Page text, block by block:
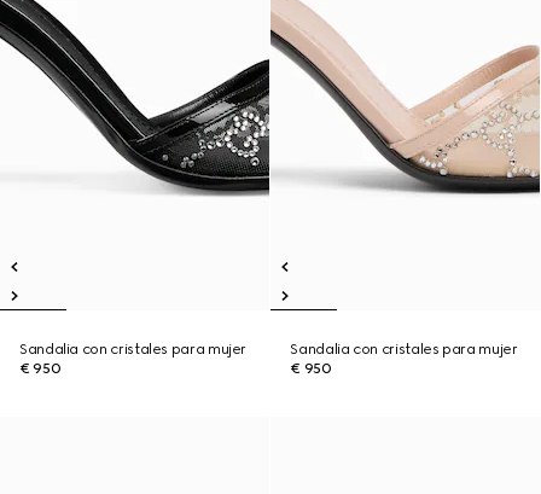
Sandalia con cristales para mujer
€ 950
Sandalia con cristales para mujer
€ 950